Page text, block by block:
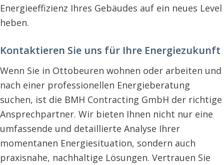
Energieeffizienz Ihres Gebäudes auf ein neues Level
heben.
Kontaktieren Sie uns für Ihre Energiezukunft
Wenn Sie in Ottobeuren wohnen oder arbeiten und
nach einer professionellen Energieberatung
suchen, ist die BMH Contracting GmbH der richtige
Ansprechpartner. Wir bieten Ihnen nicht nur eine
umfassende und detaillierte Analyse Ihrer
momentanen Energiesituation, sondern auch
praxisnahe, nachhaltige Lösungen. Vertrauen Sie